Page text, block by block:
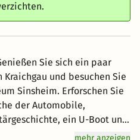
Sie sich ein paar
Kraichgau und besuchen Sie
Sinsheim. Erforschen Sie
der Automobile,
ein U-Boot und
mehr anzeigen